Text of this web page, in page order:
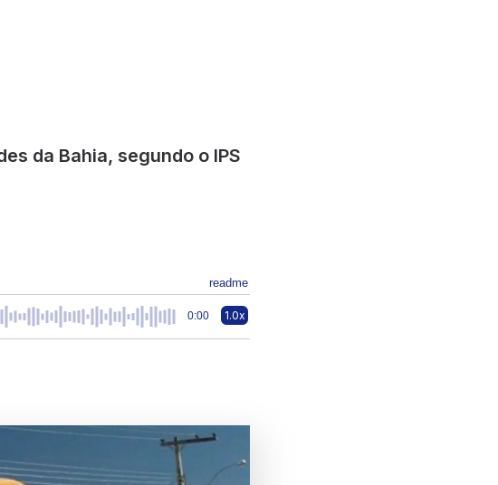
da Bahia, segundo o IPS
readme
0:00 1.0x